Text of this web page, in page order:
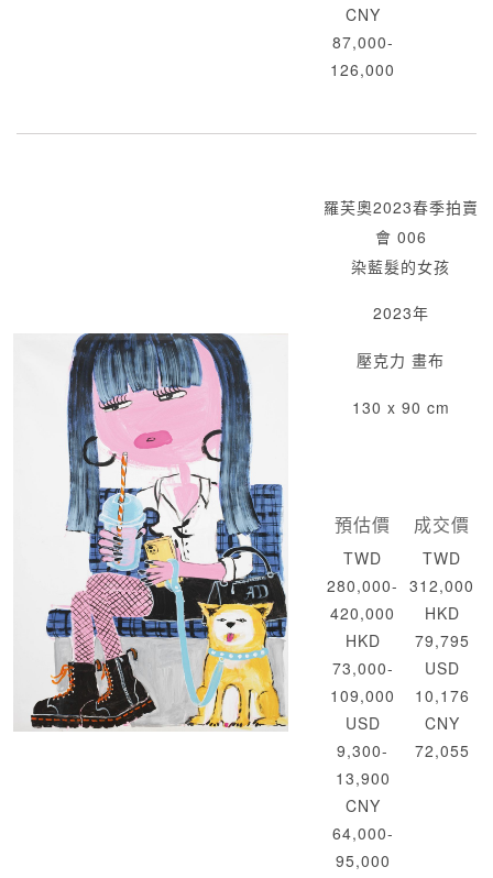
CNY
87,000-
126,000
羅芙奧2023春季拍賣
會 006
染藍髮的女孩
2023年
壓克力 畫布
130 x 90 cm
預估價
TWD
280,000-
420,000
HKD
73,000-
109,000
USD
9,300-
13,900
CNY
64,000-
95,000
成交價
TWD
312,000
HKD
79,795
USD
10,176
CNY
72,055